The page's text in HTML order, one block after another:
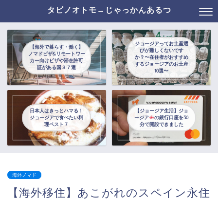
タビノオトモ→じゃっかんあるつ
【海外で暮らす・働く】
ノマドビザ&リモートワー
カー向けビザや滞在許可
証がある国３７選
ジョージアってお土産選
びが難しくないです
か？〜在住者がおすすめ
するジョージアのお土産
10選〜
日本人はきっとハマる！
ジョージアで食べたい料
理ベスト７
【ジョージア生活】ジョ
ージア
の銀行口座を30
分で開設できました
海外ノマド
【海外移住】あこがれのスペイン永住